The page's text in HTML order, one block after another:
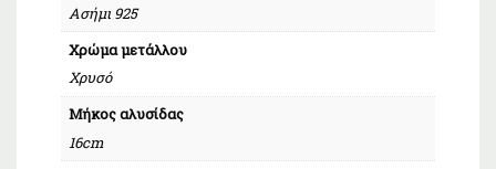
Ασήμι 925
Χρώμα μετάλλου
Χρυσό
Μήκος αλυσίδας
16cm